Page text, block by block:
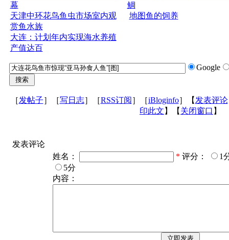
幕
天津中环花鸟鱼虫市场室内观
赏鱼水族
大连：计划年内实现海水养殖
产值达百
鲷
地图鱼的饲养
Google
［发帖子］［写日志］［RSS订阅 ］［iBloginfo］【 发表评论
印此文 】【 关闭窗口 】
发表评论
姓名：
* 评分：
1
5分
内容：